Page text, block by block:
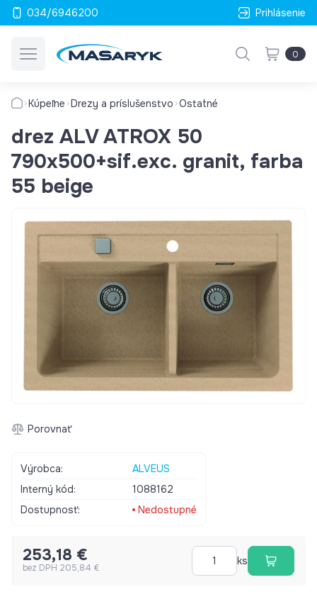
034/6946200 Prihlásenie
0
Kúpeľne Drezy a príslušenstvo Ostatné
drez ALV ATROX 50
790x500+sif.exc. granit, farba
55 beige
Porovnať
Výrobca:
ALVEUS
Interný kód:
1088162
Dostupnosť:
Nedostupné
253,18 €
bez DPH 205,84 €
ks